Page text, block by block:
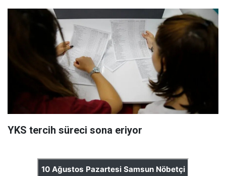
YKS tercih süreci sona eriyor